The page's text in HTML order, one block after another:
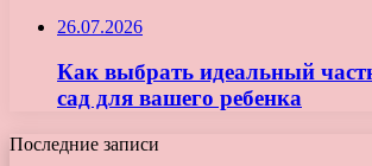
26.07.2026
Как выбрать идеальный
сад для вашего ребенка
Последние записи